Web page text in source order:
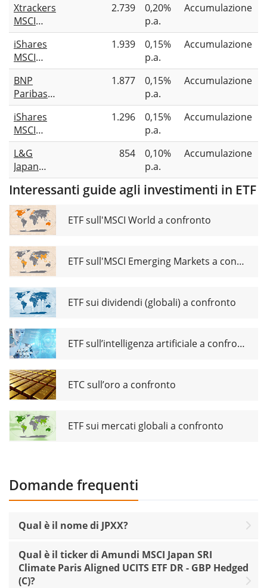
Xtrackers
MSCI
Japan
ESG
UCITS ETF
1C
2.739
0,20%
p.a.
Accumulazione
iShares
MSCI
Japan
Screened
UCITS ETF
USD (Acc)
1.939
0,15%
p.a.
Accumulazione
BNP
Paribas
Easy MSCI
Japan Min
TE UCITS
ETF
1.877
0,15%
p.a.
Accumulazione
iShares
MSCI
Japan CTB
Enhanced
ESG
UCITS ETF
USD (Acc)
1.296
0,15%
p.a.
Accumulazione
L&G
Japan
Equity
UCITS ETF
854
0,10%
p.a.
Accumulazione
Interessanti guide agli investimenti in ETF
ETF sull'MSCI World a confronto
ETF sull'MSCI Emerging Markets a confronto
ETF sui dividendi (globali) a confronto
ETF sull’intelligenza artificiale a confronto
ETC sull’oro a confronto
ETF sui mercati globali a confronto
Domande frequenti
Qual è il nome di JPXX?
Qual è il ticker di Amundi MSCI Japan SRI
Climate Paris Aligned UCITS ETF DR - GBP Hedged
(C)?